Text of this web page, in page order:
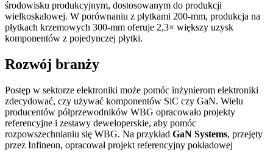
środowisku produkcyjnym, dostosowanym do produkcji
wielkoskalowej. W porównaniu z płytkami 200-mm, produkcja na
płytkach krzemowych 300-mm oferuje 2,3× większy uzysk
komponentów z pojedynczej płytki.
Rozwój branży
Postęp w sektorze elektroniki może pomóc inżynierom elektroniki
zdecydować, czy używać komponentów SiC czy GaN. Wielu
producentów półprzewodników WBG opracowało projekty
referencyjne i zestawy deweloperskie, aby pomóc
rozpowszechnianiu się WBG. Na przykład GaN Systems, przejęty
przez Infineon, opracował projekt referencyjny pokładowej